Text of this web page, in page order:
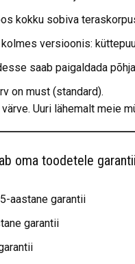
kokku sobiva
kolmes versioonis:
saab paigaldada
on must (standard).
Uuri lähemalt meie
oma toodetele
aastane garantii
garantii